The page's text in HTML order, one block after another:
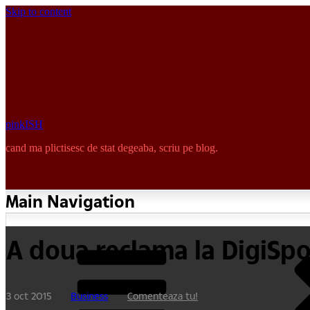
Skip to content
pinkISH
cand ma plictisesc de stat degeaba, scriu pe blog.
Main Navigation
A doua reclama la
3 oct 2015 Business Comenteaza tu!